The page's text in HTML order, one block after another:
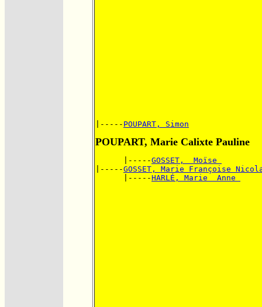
|----- POUPART, Simon
POUPART, Marie Calixte Pauline
      |-----
GOSSET,  Moïse
|-----GOSSET, Marie Françoise
      |-----
HARLÉ, Marie  Anne